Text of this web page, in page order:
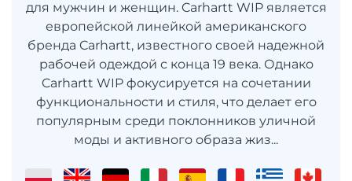
для мужчин и женщин. Carhartt WIP является
европейской линейкой американского
бренда Carhartt, известного своей надежной
рабочей одеждой с конца 19 века. Однако
Carhartt WIP фокусируется на сочетании
функциональности и стиля, что делает его
популярным среди поклонников уличной
моды и активного образа жиз...